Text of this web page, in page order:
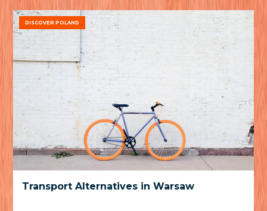
DISCOVER POLAND
Transport Alternatives in Warsaw